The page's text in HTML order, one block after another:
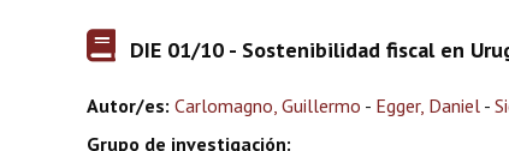
DIE 01/10 - Sostenibilidad fiscal en
Autor/es: Carlomagno, Guillermo - Egger, Daniel -
Grupo de investigación: